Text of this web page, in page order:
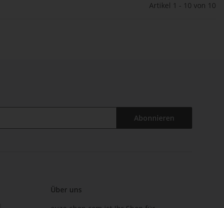
Artikel 1 - 10 von 10
Abonnieren
Über uns